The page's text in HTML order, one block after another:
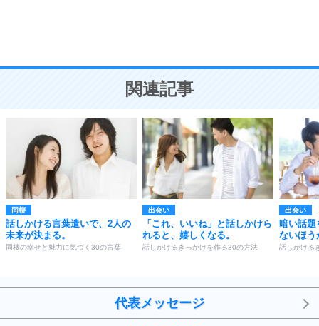
ことが大切。
関連記事
同棲
話しかける言葉遣いで、2人の
未来が決まる。
同棲の幸せと魅力に気づく30の言葉
出会い
「これ、いいね」と話しかけら
れると、嬉しくなる。
話しかけるきっかけを作る30の方法
出会い
暗い話題
ないほう
話しかける
代表メッセージ